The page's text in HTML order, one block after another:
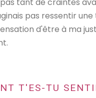
pas tant de craintes
pas ressentir
d'être à ma
T'ES-TU